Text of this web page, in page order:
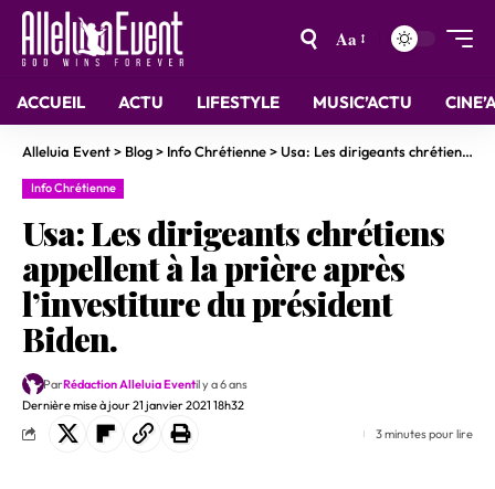
Aa
ACCUEIL ACTU LIFESTYLE MUSIC’ACTU
Alleluia Event> Blog> Info Chrétienne>Usa: Les dirigeants chrétiens appellent à la prière après l’investiture du président Biden.
Info Chrétienne
Usa: Les dirigeants chrétiens
appellent à la prière après
l’investiture du président
Biden.
Dernière mise à jour 21 janvier 2021 18h32
ParRédaction Alleluia Eventil y a 6 ans
3 minutes pour lire